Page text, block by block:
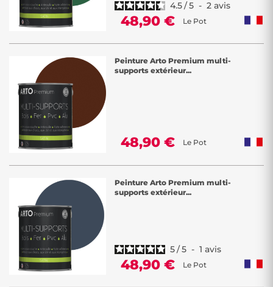
4.5/5 - 2 avis
48,90 € Le Pot
Peinture Arto Premium multi-
supports extérieur...
48,90 € Le Pot
Peinture Arto Premium multi-
supports extérieur...
5/5 - 1 avis
48,90 € Le Pot